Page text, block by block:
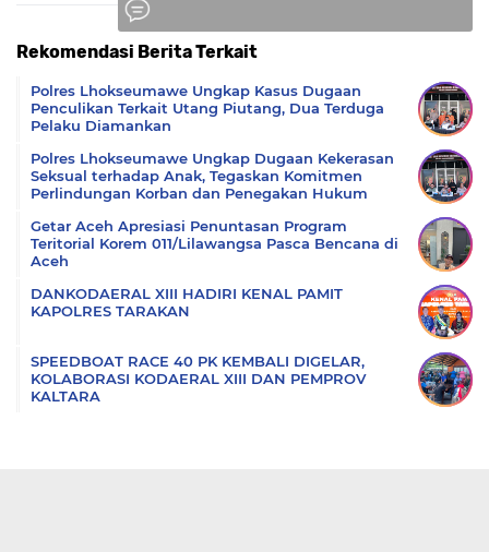
Rekomendasi Berita Terkait
Polres Lhokseumawe Ungkap Kasus Dugaan
Penculikan Terkait Utang Piutang, Dua Terduga
Pelaku Diamankan
Polres Lhokseumawe Ungkap Dugaan Kekerasan
Seksual terhadap Anak, Tegaskan Komitmen
Perlindungan Korban dan Penegakan Hukum
Getar Aceh Apresiasi Penuntasan Program
Teritorial Korem 011/Lilawangsa Pasca Bencana di
Aceh
DANKODAERAL XIII HADIRI KENAL PAMIT
KAPOLRES TARAKAN
SPEEDBOAT RACE 40 PK KEMBALI DIGELAR,
KOLABORASI KODAERAL XIII DAN PEMPROV
KALTARA